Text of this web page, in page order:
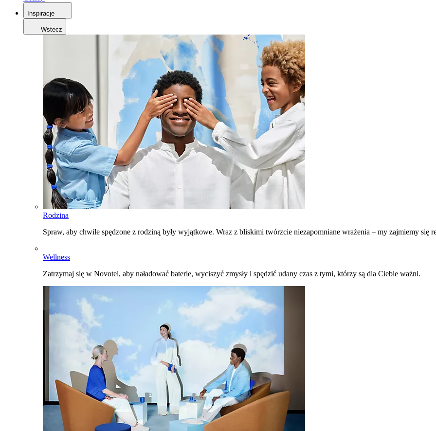
Inspiracje
Wstecz
Rodzina
Spraw, aby chwile spędzone z rodziną były wyjątkowe. Wraz z bliskimi twórzcie niezapomniane wrażenia – my zajmiemy się
Wellness
Zatrzymaj się w Novotel, aby naładować baterie, wyciszyć zmysły i spędzić udany czas z tymi, którzy są dla Ciebie ważni.